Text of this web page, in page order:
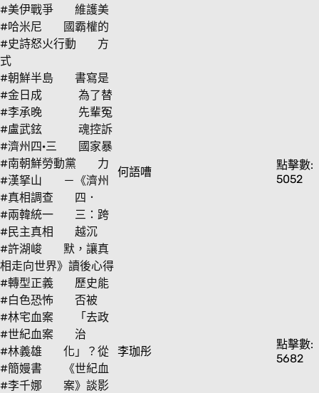
#美伊戰爭
#哈米尼
#史詩怒火行動
維護美
國霸權的
方
式
#朝鮮半島
#金日成
#李承晚
#盧武鉉
#濟州四·三
#南朝鮮勞動黨
#漢拏山
#真相調查
#兩韓統一
#民主真相
#許湖峻
書寫是
為了替
先輩冤
魂控訴
國家暴
力
－《濟州
四．
三：跨
越沉
默，讓真
相走向世界》讀後心得
何語嘈
點擊數:
5052
#轉型正義
#白色恐怖
#林宅血案
#世紀血案
#林義雄
#簡嫚書
#李千娜
歷史能
否被
「去政
治
化」？從
《世紀血
案》談影
李珈彤
點擊數:
5682